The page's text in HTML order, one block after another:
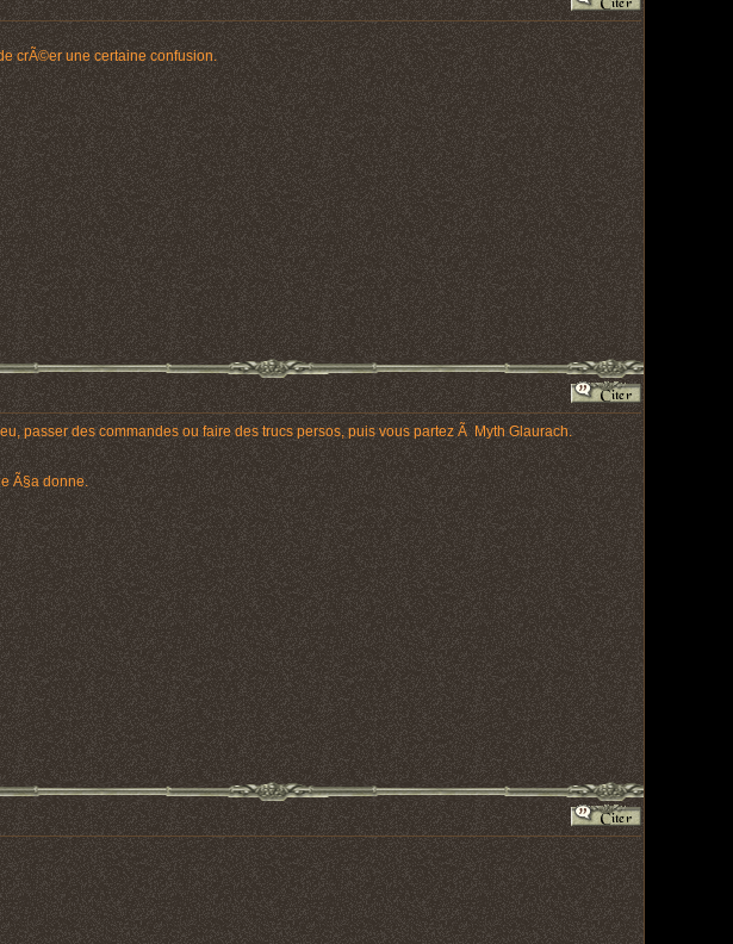
crÃ©er une certaine confusion.
passer des commandes ou faire des trucs persos, puis vous partez Ã Myth Glaurach.
Ã§a donne.